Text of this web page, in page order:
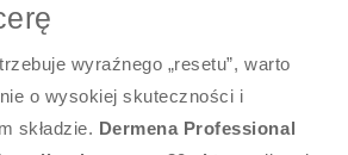
wyraźnego „resetu”, warto
o wysokiej skuteczności i
składzie. Dermena Professional